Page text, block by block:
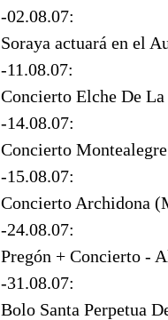
-02.08.07:
Soraya actuará en el
-11.08.07:
Concierto Elche De
-14.08.07:
Concierto
-15.08.07:
Concierto Archidona
-24.08.07:
Pregón + Concierto -
-31.08.07:
Bolo Santa Perpetua